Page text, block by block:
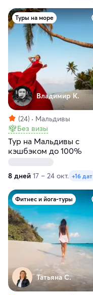
Туры на море
Владимир К.
(24)
Мальдивы
Без визы
Тур на Мальдивы с
кэшбэком до 100%
8 дней 17 – 24 окт. +16 дат
Фитнес и йога-туры
Татьяна С.